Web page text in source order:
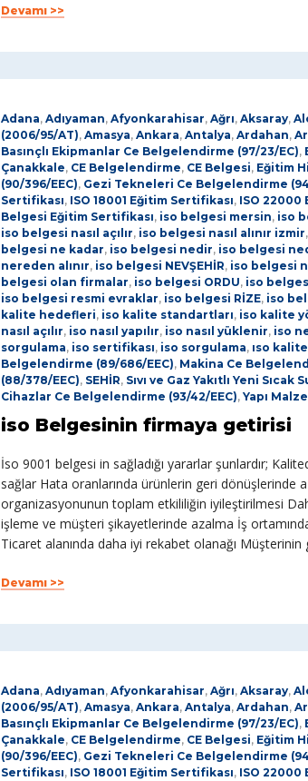
Devamı >>
Adana, Adıyaman, Afyonkarahisar, Ağrı, Aksaray,
(2006/95/AT), Amasya, Ankara, Antalya, Ardahan,
Basınçlı Ekipmanlar Ce Belgelendirme (97/23/EC),
Çanakkale, CE Belgelendirme, CE Belgesi, Eğitim
(90/396/EEC), Gezi Tekneleri Ce Belgelendirme
Sertifikası, ISO 18001 Eğitim Sertifikası, ISO 22000
Belgesi Eğitim Sertifikası, iso belgesi mersin, iso
iso belgesi nasıl açılır, iso belgesi nasıl alınır izmir,
belgesi ne kadar, iso belgesi nedir, iso belgesi
nereden alınır, iso belgesi NEVŞEHİR, iso belgesi
belgesi olan firmalar, iso belgesi ORDU, iso
iso belgesi resmi evraklar, iso belgesi RİZE, iso
kalite hedefleri, iso kalite standartları, iso kalite
nasıl açılır, iso nasıl yapılır, iso nasıl yüklenir, iso
sorgulama, iso sertifikası, iso sorgulama, ıso
Belgelendirme (89/686/EEC), Makina Ce
(88/378/EEC), SEHİR, Sıvı ve Gaz Yakıtlı Yeni
Cihazlar Ce Belgelendirme (93/42/EEC), Yapı
iso Belgesinin firmaya getirisi
İso 9001 belgesi in sağladığı yararlar şunlardır;
sağlar Hata oranlarında ürünlerin geri dönüşlerinde
organizasyonunun toplam etkililiğin iyileştirilmesi
işleme ve müşteri şikayetlerinde azalma İş
Ticaret alanında daha iyi rekabet olanağı
Devamı >>
Adana, Adıyaman, Afyonkarahisar, Ağrı, Aksaray,
(2006/95/AT), Amasya, Ankara, Antalya, Ardahan,
Basınçlı Ekipmanlar Ce Belgelendirme (97/23/EC),
Çanakkale, CE Belgelendirme, CE Belgesi, Eğitim
(90/396/EEC), Gezi Tekneleri Ce Belgelendirme
Sertifikası, ISO 18001 Eğitim Sertifikası, ISO 22000